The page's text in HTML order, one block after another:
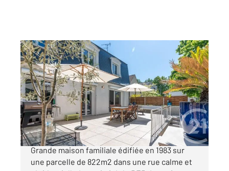
ST MAUR DES FOSSES 94
225,11 m2, 8 pièces
Ref : 1422
Maison à vendre
1 080 000 €
Quartier recherché du Vieux Saint Maur.
Grande maison familiale édifiée en 1983 sur
une parcelle de 822m2 dans une rue calme et